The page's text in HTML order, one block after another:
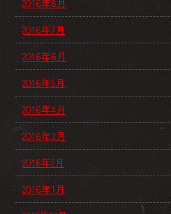
2016年8月
2016年7月
2016年6月
2016年5月
2016年4月
2016年3月
2016年2月
2016年1月